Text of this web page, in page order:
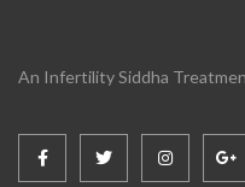
An Infertility Siddha